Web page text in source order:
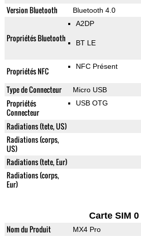
Version Bluetooth Bluetooth 4.0
Propriétés Bluetooth
A2DP
BT LE
Propriétés NFC NFC Présent
Type de Connecteur Micro USB
Propriétés
Connecteur
USB OTG
Radiations (tete, US)
Radiations (corps,
US)
Radiations (tete, Eur)
Radiations (corps,
Eur)
Carte SIM 0
Nom du Produit MX4 Pro